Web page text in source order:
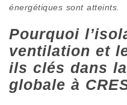
énergétiques sont atteints.
Pourquoi
ventilation et
ils clés dans
globale à